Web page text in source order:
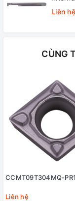
Liên hệ
CÙNG
CCMT09T304MQ-
Liên hệ